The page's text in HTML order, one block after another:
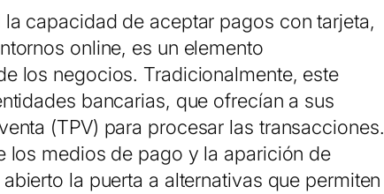
capacidad de aceptar pagos con tarjeta,
online, es un elemento
los negocios. Tradicionalmente, este
bancarias, que ofrecían a sus
(TPV) para procesar las transacciones.
los medios de pago y la aparición de
la puerta a alternativas que permiten